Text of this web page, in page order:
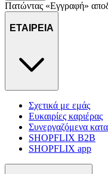
Πατώντας «Εγγραφή»
ΕΤΑΙΡΕΙΑ
Σχετικά με εμάς
Ευκαιρίες καριέρας
Συνεργαζόμενα
SHOPFLIX B2B
SHOPFLIX app